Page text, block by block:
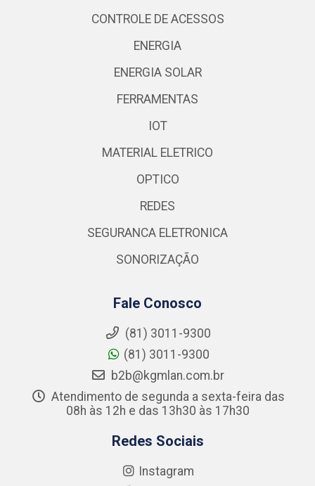
CONTROLE DE ACESSOS
ENERGIA
ENERGIA SOLAR
FERRAMENTAS
IOT
MATERIAL ELETRICO
OPTICO
REDES
SEGURANCA ELETRONICA
SONORIZAÇÃO
Fale Conosco
(81) 3011-9300
(81) 3011-9300
b2b@kgmlan.com.br
Atendimento de segunda a sexta-feira das
08h às 12h e das 13h30 às 17h30
Redes Sociais
Instagram